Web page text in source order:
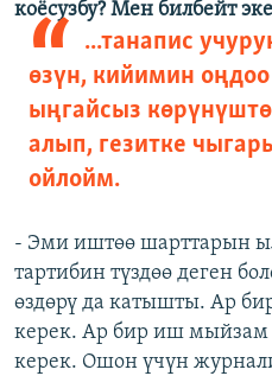
коёсузбу? Мен билбейт
...танапис
өзүн, кийимин
ыңгайсыз
алып, гезитке
ойлойм.
- Эми иштөө шарттарын
тартибин түздөө деген
өздөрү да катышты. Ар
керек. Ар бир иш
керек. Ошон үчүн